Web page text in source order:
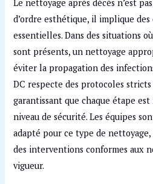
Le nettoyage après décès n’est
d’ordre esthétique, il implique
essentielles. Dans des situations
sont présents, un nettoyage
éviter la propagation des
DC respecte des protocoles
garantissant que chaque étape
niveau de sécurité. Les équipes
adapté pour ce type de
des interventions conformes aux
vigueur.